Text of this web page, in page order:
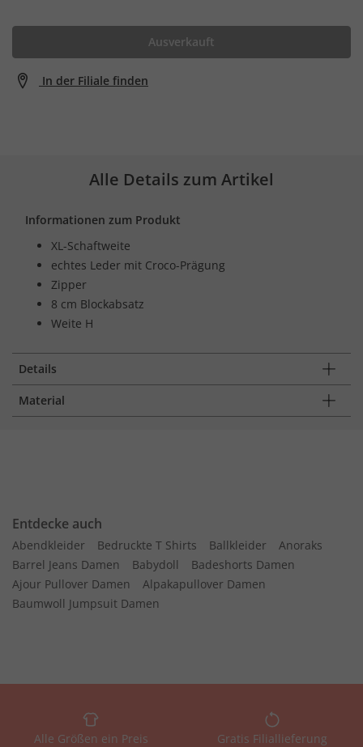
Ausverkauft
In der Filiale finden
Alle Details zum Artikel
Informationen zum Produkt
XL-Schaftweite
echtes Leder mit Croco-Prägung
Zipper
8 cm Blockabsatz
Weite H
Details
Material
Entdecke auch
Abendkleider Bedruckte T Shirts Ballkleider
Anoraks
Barrel Jeans Damen
Babydoll
Badeshorts Damen
Ajour Pullover Damen
Alpakapullover Damen
Baumwoll Jumpsuit Damen
Alle Größen ein Preis Gratis Filiallieferung